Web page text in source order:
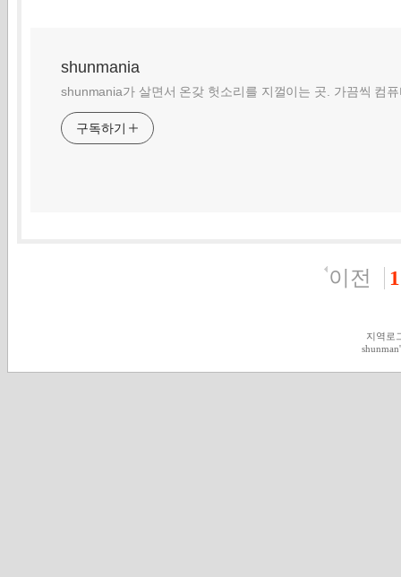
shunmania
shunmania가 살면서 온갖 헛소리를 지껄이는 곳. 가끔씩 컴
구독하기
이전 1
지역로
shunman